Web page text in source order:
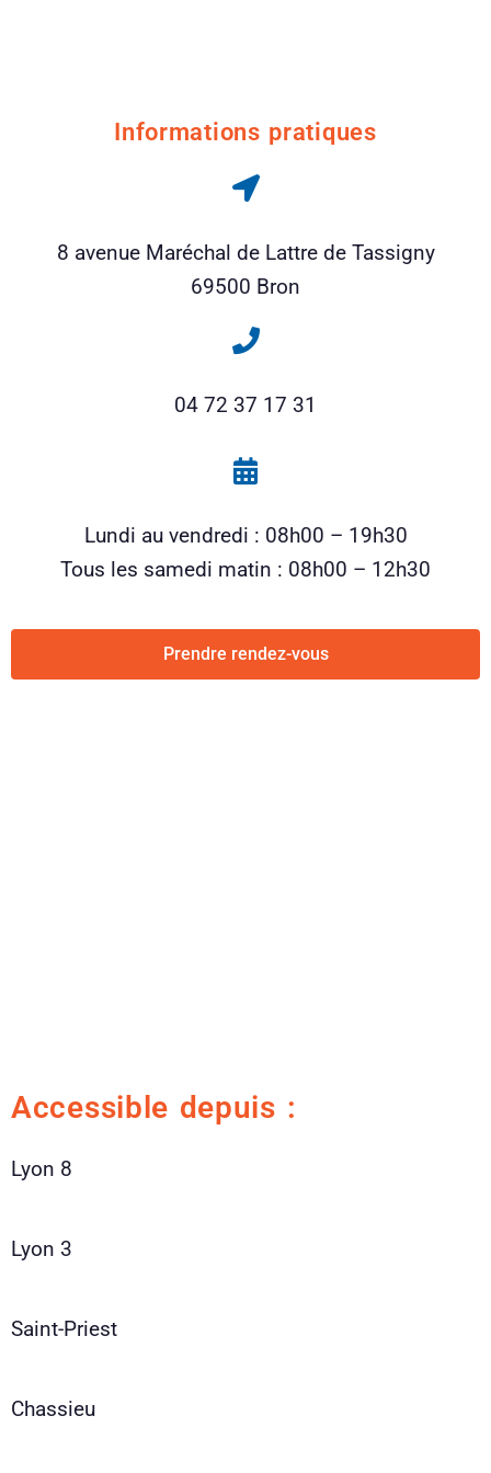
Informations pratiques
8 avenue Maréchal de Lattre de Tassigny
69500 Bron
04 72 37 17 31
Lundi au vendredi : 08h00 – 19h30
Tous les samedi matin : 08h00 – 12h30
Prendre rendez-vous
Accessible depuis :
Lyon 8
Lyon 3
Saint-Priest
Chassieu